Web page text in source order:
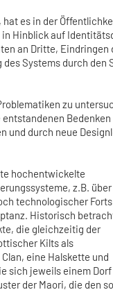
es in der
Hinblick auf
an Dritte, Eindringen
Systems durch den
zu
und durch neue
hochentwickelte
z.B. über
technologischer
Historisch
die gleichzeitig der
Kilts als
eine Halskette und
sich jeweils einem Dorf
der Maori, die den